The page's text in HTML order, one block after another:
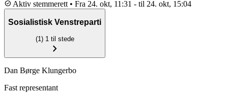
check_circle Aktiv stemmerett • Fra 24. okt, 11:31 - til 24. okt, 15:04
Sosialistisk Venstreparti
(1) 1 til stede
chevron_right
Dan Børge Klungerbo
Fast representant